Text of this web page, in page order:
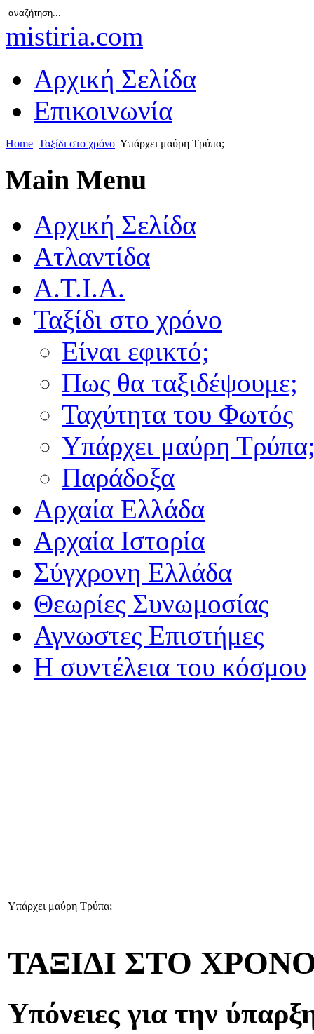
mistiria.com
Αρχική Σελίδα
Επικοινωνία
Home Ταξίδι στο χρόνο Υπάρχει μαύρη Τρύπα;
Main Menu
Αρχική Σελίδα
Ατλαντίδα
Α.Τ.Ι.Α.
Ταξίδι στο χρόνο
Είναι εφικτό;
Πως θα ταξιδέψουμε;
Ταχύτητα του Φωτός
Υπάρχει μαύρη
Παράδοξα
Αρχαία Ελλάδα
Αρχαία Ιστορία
Σύγχρονη Ελλάδα
Θεωρίες Συνωμοσίας
Αγνωστες Επιστήμες
Η συντέλεια του κόσμου
Υπάρχει μαύρη Τρύπα;
ΤΑΞΙΔΙ ΣΤΟ
Υπόνειες για την